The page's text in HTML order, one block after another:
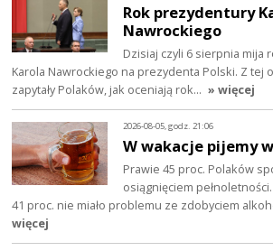
Rok prezydentury
Nawrockiego
Dzisiaj czyli 6 sierpnia mija
Karola Nawrockiego na prezydenta Polski. Z tej
zapytały Polaków, jak oceniają rok… » więcej
2026-08-05, godz. 21:06
W wakacje pijemy
Prawie 45 proc. Polaków
osiągnięciem
41 proc. nie miało problemu ze zdobyciem
więcej